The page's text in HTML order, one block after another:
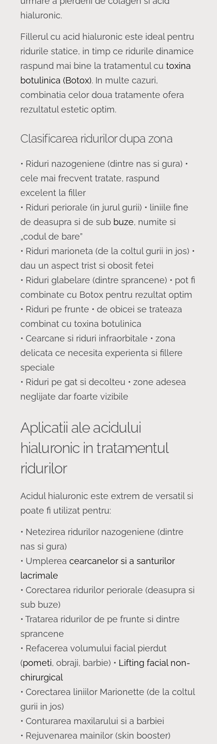
hialuronic.
Fillerul cu acid hialuronic este ideal pentru
ridurile statice, in timp ce ridurile dinamice
raspund mai bine la tratamentul cu toxina
botulinica (Botox). In multe cazuri,
combinatia celor doua tratamente ofera
rezultatul estetic optim.
Clasificarea ridurilor dupa zona
• Riduri nazogeniene (dintre nas si gura) •
cele mai frecvent tratate, raspund
excelent la filler
• Riduri periorale (in jurul gurii) • liniile fine
de deasupra si de sub buze, numite si
„codul de bare”
• Riduri marioneta (de la coltul gurii in jos) •
dau un aspect trist si obosit fetei
• Riduri glabelare (dintre sprancene) • pot fi
combinate cu Botox pentru rezultat optim
• Riduri pe frunte • de obicei se trateaza
combinat cu toxina botulinica
• Cearcane si riduri infraorbitale • zona
delicata ce necesita experienta si fillere
speciale
• Riduri pe gat si decolteu • zone adesea
neglijate dar foarte vizibile
Aplicatii ale acidului
hialuronic in tratamentul
ridurilor
Acidul hialuronic este extrem de versatil si
poate fi utilizat pentru:
• Netezirea ridurilor nazogeniene (dintre
nas si gura)
• Umplerea cearcanelor si a santurilor
lacrimale
• Corectarea ridurilor periorale (deasupra si
sub buze)
• Tratarea ridurilor de pe frunte si dintre
sprancene
• Refacerea volumului facial pierdut
(pometi, obraji, barbie) • Lifting facial non-
chirurgical
• Corectarea liniilor Marionette (de la coltul
gurii in jos)
• Conturarea maxilarului si a barbiei
• Rejuvenarea mainilor (skin booster)